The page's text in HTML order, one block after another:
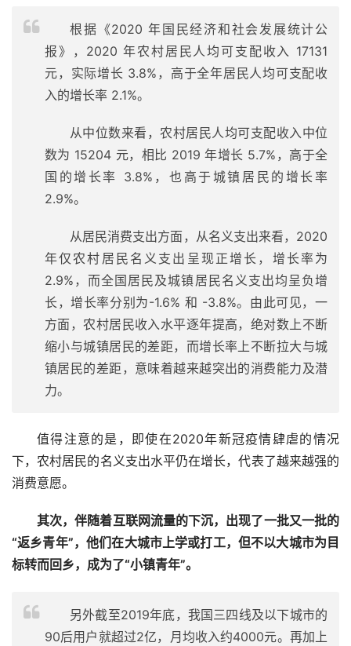
根据《2020 年国民经济和社会发展统计公
报》，2020 年农村居民人均可支配收入 17131
元，实际增长 3.8%，高于全年居民人均可支配收
入的增长率 2.1%。
从中位数来看，农村居民人均可支配收入中位
数为 15204 元，相比 2019 年增长 5.7%，高于全
国的增长率 3.8%，也高于城镇居民的增长率
2.9%。
从居民消费支出方面，从名义支出来看，2020
年仅农村居民名义支出呈现正增长，增长率为
2.9%，而全国居民及城镇居民名义支出均呈负增
长，增长率分别为-1.6% 和 -3.8%。由此可见，一
方面，农村居民收入水平逐年提高，绝对数上不断
缩小与城镇居民的差距，而增长率上不断拉大与城
镇居民的差距，意味着越来越突出的消费能力及潜
力。
值得注意的是，即使在2020年新冠疫情肆虐的情况
下，农村居民的名义支出水平仍在增长，代表了越来越强的
消费意愿。
其次，伴随着互联网流量的下沉，出现了一批又一批的
“返乡青年”，他们在大城市上学或打工，但不以大城市为目
标转而回乡，成为了“小镇青年”。
另外截至2019年底，我国三四线及以下城市的
90后用户就超过2亿，月均收入约4000元。再加上